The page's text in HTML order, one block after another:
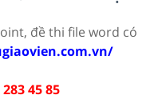
đề thi file word có
45 85